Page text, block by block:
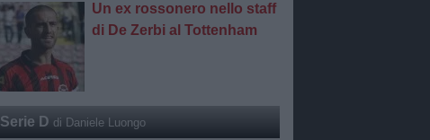
Un ex rossonero nello staff
di De Zerbi al Tottenham
Serie D di Daniele Luongo